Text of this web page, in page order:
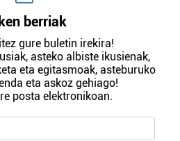
berriak
gure buletin irekira!
asteko albiste ikusienak,
eta egitasmoak, asteburuko
eta askoz gehiago!
posta elektronikoan.